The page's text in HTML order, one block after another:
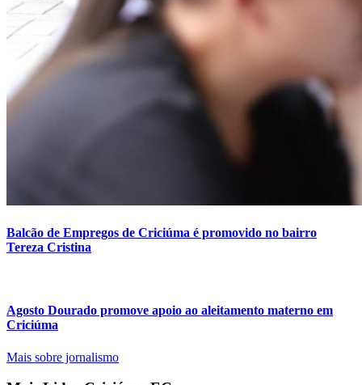
Balcão de Empregos de Criciúma é promovido no bairro
Tereza Cristina
Agosto Dourado promove apoio ao aleitamento materno em
Criciúma
Mais sobre jornalismo